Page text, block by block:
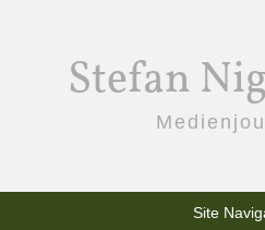
Stefan
Site